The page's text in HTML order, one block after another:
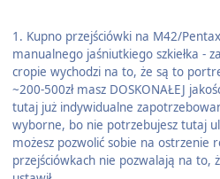
1. Kupno przejściówki na M42/
manualnego jaśniutkiego szkiełka -
cropie wychodzi na to, że są to
~200-500zł masz DOSKONAŁEJ
tutaj już indywidualne
wyborne, bo nie potrzebujesz tutaj
możesz pozwolić sobie na ostrzenie
przejściówkach nie pozwalają na to,